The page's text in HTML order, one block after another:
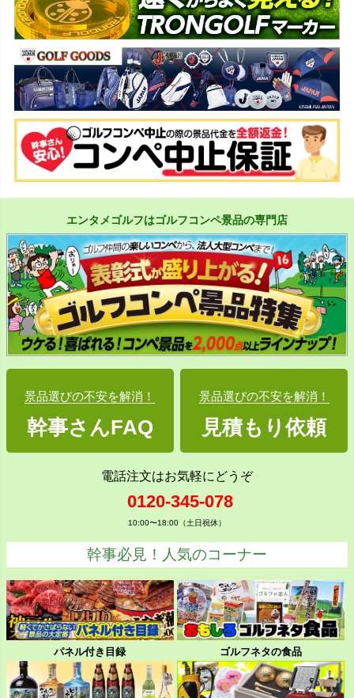
エンタメゴルフはゴルフコンペ景品の専門店
景品選びの不安を解消！
幹事さんFAQ
景品選びの不安を解消！
見積もり依頼
電話注文はお気軽にどうぞ
0120-345-078
10:00〜18:00（土日祝休）
幹事必見！人気のコーナー
パネル付き目録 ゴルフネタの食品